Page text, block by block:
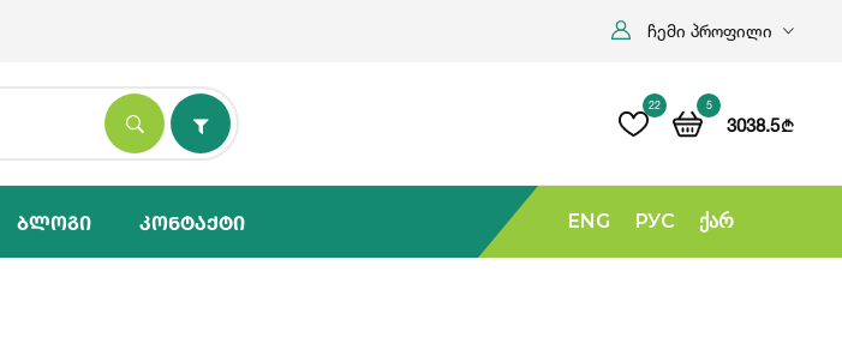
ჩემი პროფილი
22 5
3038.5b
Ბლოგი Კონტაქტი ENG РУС Ქარ